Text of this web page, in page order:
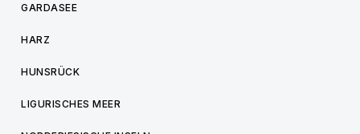
GARDASEE
HARZ
HUNSRÜCK
LIGURISCHES MEER